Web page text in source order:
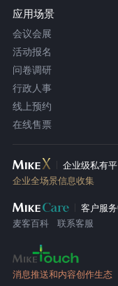
应用场景
会议会展
活动报名
问卷调研
行政人事
线上预约
在线售票
企业级私有
企业全场景信息收集
客户服
麦客百科
联系客服
消息推送和内容创作生态